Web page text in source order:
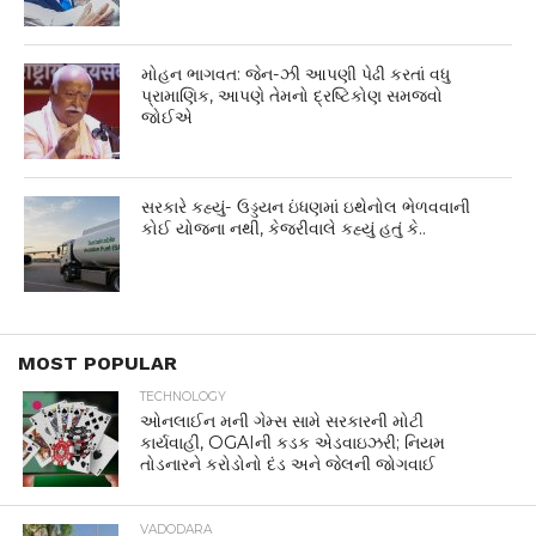
મોહન ભાગવત: જેન-ઝી આપણી પેઢી કરતાં વધુ
પ્રામાણિક, આપણે તેમનો દ્રષ્ટિકોણ સમજવો
જોઈએ
સરકારે કહ્યું- ઉડ્ડયન ઇંધણમાં ઇથેનોલ ભેળવવાની
કોઈ યોજના નથી, કેજરીવાલે કહ્યું હતું કે..
MOST POPULAR
TECHNOLOGY
ઓનલાઈન મની ગેમ્સ સામે સરકારની મોટી
કાર્યવાહી, OGAIની કડક એડવાઇઝરી; નિયમ
તોડનારને કરોડોનો દંડ અને જેલની જોગવાઈ
VADODARA